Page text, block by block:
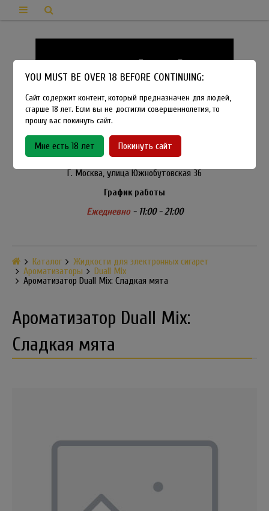
8-915-450-21-92
Розничный магазин Method Vapeshop
Г. Москва, улица Южнобутовская 36
График работы
Ежедневно- 11:00 - 21:00
Каталог
Жидкости для электронных сигарет
Ароматизаторы
Duall Mix
Ароматизатор Duall Mix: Сладкая мята
Ароматизатор Duall Mix:
Сладкая мята
YOU MUST BE OVER 18 BEFORE CONTINUING:
Сайт содержит контент, который предназначен для людей,
старше 18 лет. Если вы не достигли совершеннолетия, то
прошу вас покинуть сайт.
Мне есть 18 лет Покинуть сайт